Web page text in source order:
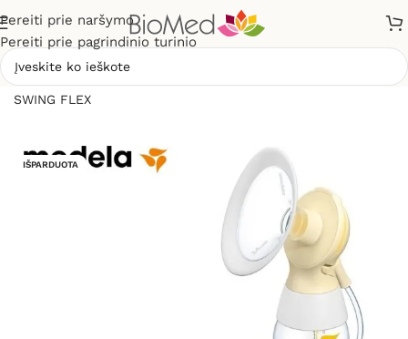
Pereiti prie naršymo
Pereiti prie pagrindinio turinio
SWING FLEX
IŠPARDUOTA